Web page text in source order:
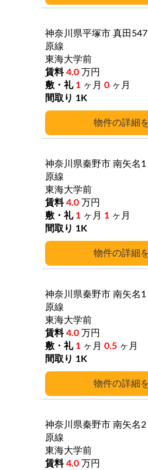
詳細
神奈川県平塚市 真田547
原線
東海大学前
4.0 万円
1 ヶ月 0 ヶ月
1K
詳細
神奈川県秦野市 南矢名1
原線
東海大学前
4.0 万円
1 ヶ月 1 ヶ月
1K
詳細
神奈川県秦野市 南矢名1
原線
東海大学前
4.0 万円
1 ヶ月 0.5 ヶ月
1K
神奈川県秦野市 南矢名2
原線
東海大学前
4.0 万円